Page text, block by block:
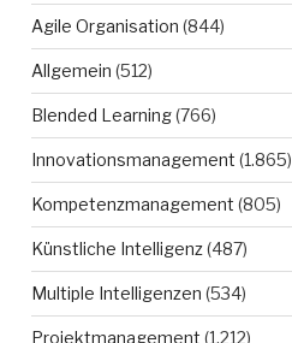
Agile Organisation (844)
Allgemein (512)
Blended Learning(766)
Innovationsmanagement (1.865)
Kompetenzmanagement (805)
Künstliche Intelligenz(487)
Multiple Intelligenzen (534)
Projektmanagement (1.212)